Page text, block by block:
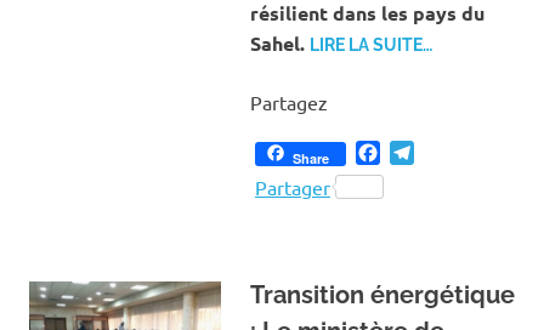
résilient dans les pays du
Sahel. LIRE LA SUITE…
Partagez
Share Facebook
Partager
Transition énergétique